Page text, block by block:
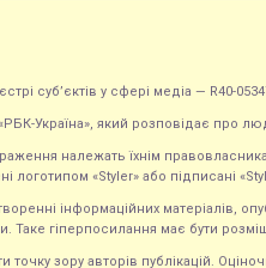
суб’єктів у сфері медіа — R40-
Україна», який розповідає про
належать їхнім
логотипом «Styler» або підписані
інформаційних матеріалів,
Таке гіперпосилання має бути
точку зору авторів публікацій.